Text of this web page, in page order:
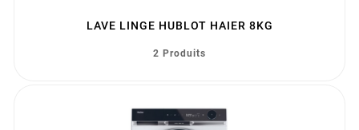
LAVE LINGE HUBLOT HAIER 8KG
2 Produits